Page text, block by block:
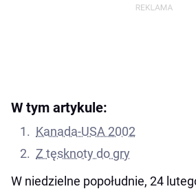
W tym artykule:
Kanada-USA 2002
Z tęsknoty do gry
W niedzielne popołudnie, 24